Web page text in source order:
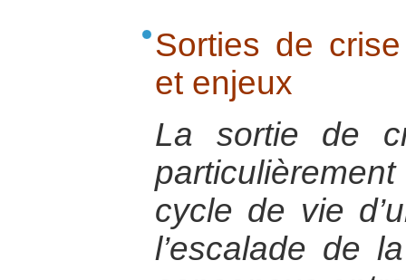
Sorties de
et enjeux
La sortie de
cycle de vie
l’escalade de